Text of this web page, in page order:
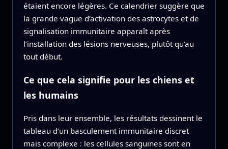
étaient encore légères. Ce calendrier suggère que
la grande vague d’activation des astrocytes et de
signalisation immunitaire apparaît après
l’installation des lésions nerveuses, plutôt qu’au
tout début.
Ce que cela signifie pour les chiens et
les humains
Pris dans leur ensemble, les résultats dessinent le
tableau d’un basculement immunitaire discret
mais complexe : les cellules sanguines sont en